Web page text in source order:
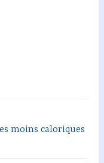
moins caloriques